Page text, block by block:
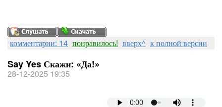
комментарии: 14 понравилось! вверх^ к полной версии
Say Yes Скажи: «Да!»
28-12-2025 19:35